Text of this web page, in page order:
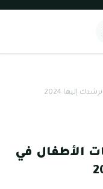
إليها 2024
الأطفال في